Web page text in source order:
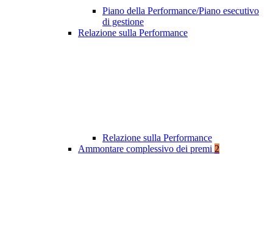
Piano della Performance/Piano esecutivo
di gestione
Relazione sulla Performance
Relazione sulla Performance
Ammontare complessivo dei premi 2